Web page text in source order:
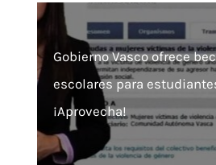
Gobierno Vasco ofrece
escolares para
¡Aprovecha!